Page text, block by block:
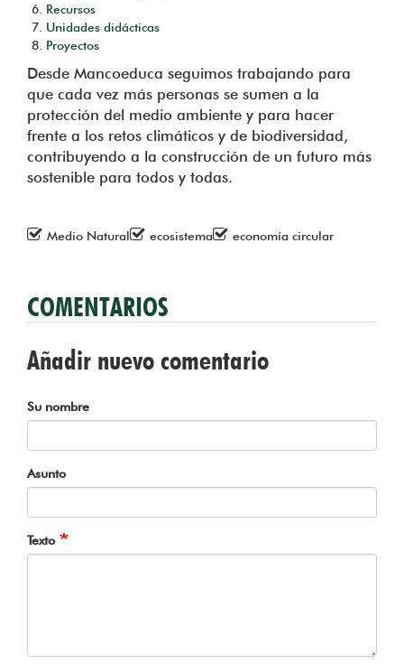
Recursos
Unidades didácticas
Proyectos
Desde Mancoeduca seguimos trabajando para
que cada vez más personas se sumen a la
protección del medio ambiente y para hacer
frente a los retos climáticos y de biodiversidad,
contribuyendo a la construcción de un futuro más
sostenible para todos y todas.
Medio Natural ecosistema economía circular
COMENTARIOS
Añadir nuevo comentario
Su nombre
Asunto
Texto